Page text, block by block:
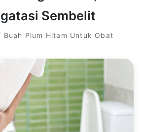
Sembelit
Buah Plum Hitam Untuk Obat